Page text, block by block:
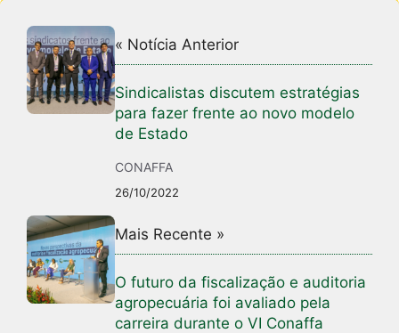
« Notícia Anterior
Sindicalistas discutem estratégias
para fazer frente ao novo modelo
de Estado
CONAFFA
26/10/2022
Mais Recente »
O futuro da fiscalização e auditoria
agropecuária foi avaliado pela
carreira durante o VI Conaffa